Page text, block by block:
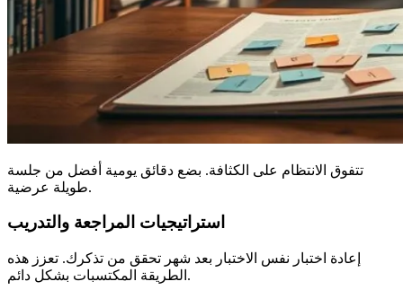
تتفوق الانتظام على الكثافة. بضع دقائق يومية أفضل من جلسة
طويلة عرضية.
استراتيجيات المراجعة والتدريب
إعادة اختبار نفس الاختبار بعد شهر تحقق من تذكرك. تعزز هذه
الطريقة المكتسبات بشكل دائم.